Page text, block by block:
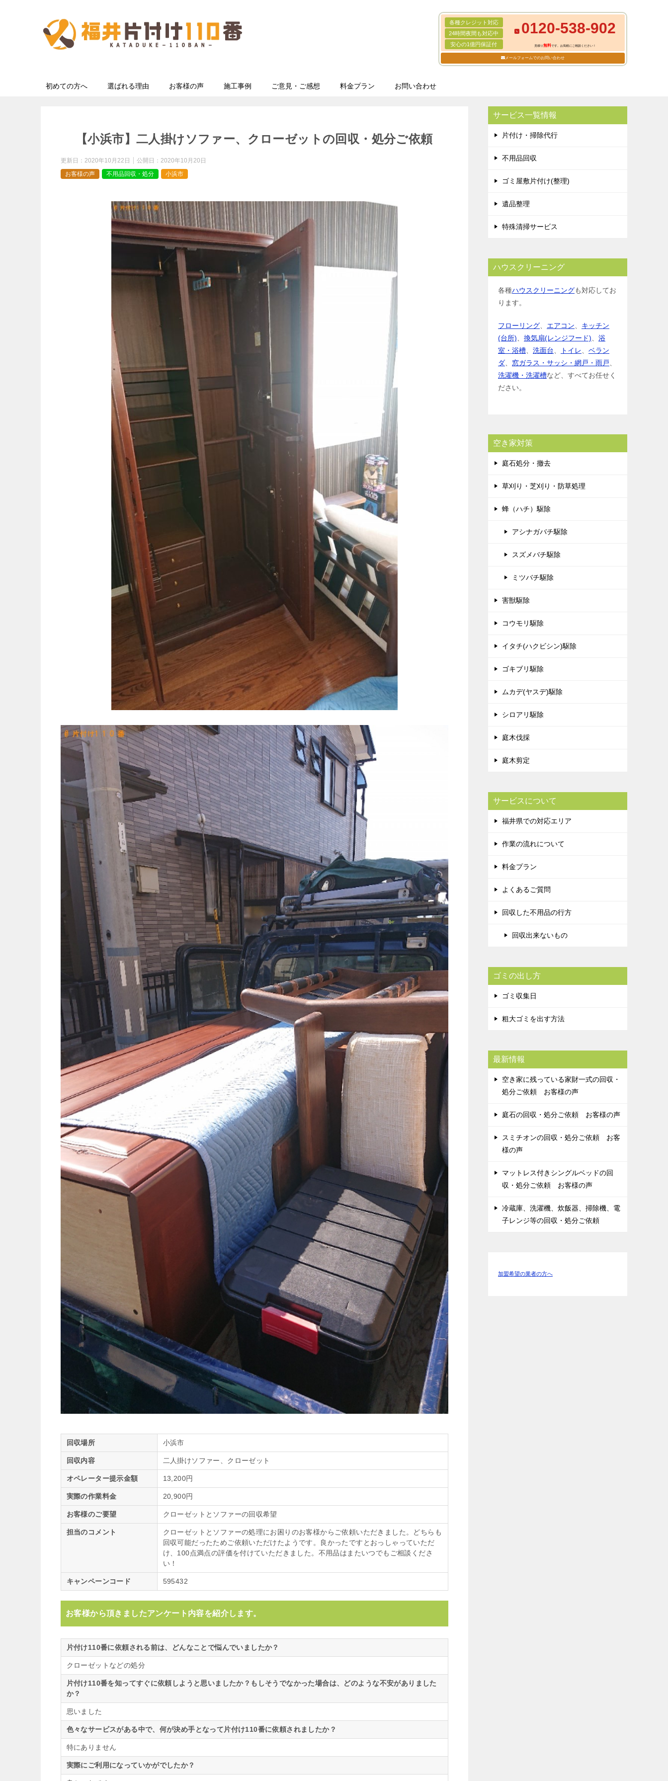
各種クレジット対応
24時間夜間も対応中
安心の1億円保証付
0120-538-902
見積り無料です。お気軽にご相談ください！
メールフォームでのお問い合わせ
初めての方へ 選ばれる理由 お客様の声 施工事例 ご意見・ご感想 料金プラン お問い合わせ
【小浜市】二人掛けソファー、クローゼットの回収・処分ご依頼
更新日： 2020年10月22日 公開日： 2020年10月20日
お客様の声
不用品回収・処分 小浜市
回収場所 小浜市
回収内容 二人掛けソファー、クローゼット
オペレーター提示金額 13,200円
実際の作業料金 20,900円
お客様のご要望 クローゼットとソファーの回収希望
担当のコメント
クローゼットとソファーの処理にお困りのお客様からご依頼いただきました。どちらも
回収可能だったためご依頼いただけたようです。良かったですとおっしゃっていただ
け、100点満点の評価を付けていただきました。不用品はまたいつでもご相談くださ
い！
キャンペーンコード 595432
お客様から頂きましたアンケート内容を紹介します。
片付け110番に依頼される前は、どんなことで悩んでいましたか？
クローゼットなどの処分
片付け110番を知ってすぐに依頼しようと思いましたか？もしそうでなかった場合は、どのような不安がありました
か？
思いました
色々なサービスがある中で、何が決め手となって片付け110番に依頼されましたか？
特にありません
実際にご利用になっていかがでしたか？
サービス一覧情報
片付け・掃除代行
不用品回収
ゴミ屋敷片付け(整理)
遺品整理
特殊清掃サービス
ハウスクリーニング
各種ハウスクリーニングも対応してお
ります。
フローリング エアコン
キッチン
(台所)
換気扇(レンジフード)
浴
室・浴槽
洗面台 トイレ
ベラン
ダ
窓ガラス・サッシ・網戸・雨戸
洗濯機・洗濯槽など、すべてお任せく
ださい。
空き家対策
庭石処分・撤去
草刈り・芝刈り・防草処理
蜂（ハチ）駆除
アシナガバチ駆除
スズメバチ駆除
ミツバチ駆除
害獣駆除
コウモリ駆除
イタチ(ハクビシン)駆除
ゴキブリ駆除
ムカデ(ヤスデ)駆除
シロアリ駆除
庭木伐採
庭木剪定
サービスについて
福井県での対応エリア
作業の流れについて
料金プラン
よくあるご質問
回収した不用品の行方
回収出来ないもの
ゴミの出し方
ゴミ収集日
粗大ゴミを出す方法
最新情報
空き家に残っている家財一式の回収・
処分ご依頼 お客様の声
庭石の回収・処分ご依頼 お客様の声
スミチオンの回収・処分ご依頼 お客
様の声
マットレス付きシングルベッドの回
収・処分ご依頼 お客様の声
冷蔵庫、洗濯機、炊飯器、掃除機、電
子レンジ等の回収・処分ご依頼
加盟希望の業者の方へ